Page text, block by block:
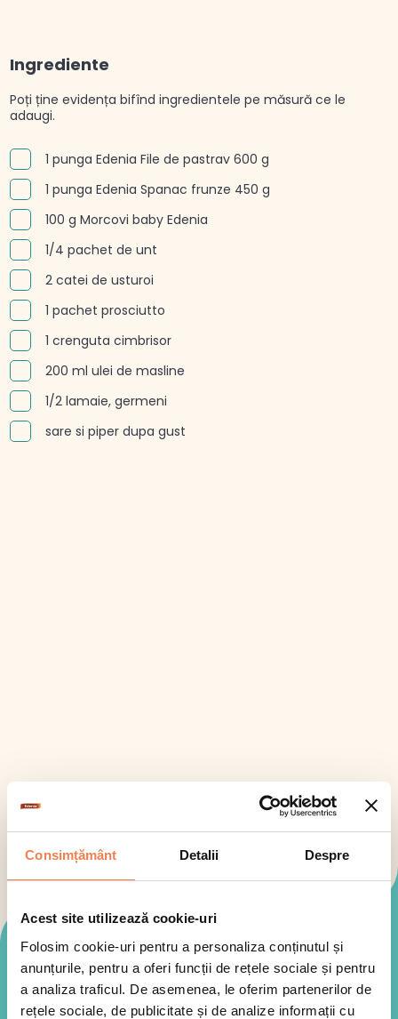
Consimțământ Detalii Despre
Acest site utilizează cookie-uri
Folosim cookie-uri pentru a personaliza conținutul și
anunțurile, pentru a oferi funcții de rețele sociale și pentru
a analiza traficul. De asemenea, le oferim partenerilor de
rețele sociale, de publicitate și de analize informații cu
Ingrediente
Poți ține evidența bifînd ingredientele pe măsură ce le
adaugi.
1 punga Edenia File de pastrav 600 g
1 punga Edenia Spanac frunze 450 g
100 g Morcovi baby Edenia
1/4 pachet de unt
2 catei de usturoi
1 pachet prosciutto
1 crenguta cimbrisor
200 ml ulei de masline
1/2 lamaie, germeni
sare si piper dupa gust
Mod de preparare